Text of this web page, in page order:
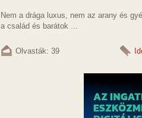
Nem a drága luxus, nem az arany és
a család és barátok ...
Olvasták: 39